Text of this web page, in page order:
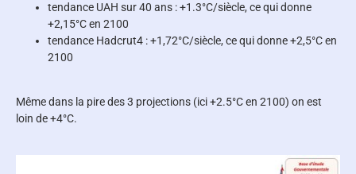
tendance UAH sur 40 ans : +1.3°C/siècle, ce qui donne
+2,15°C en 2100
tendance Hadcrut4 : +1,72°C/siècle, ce qui donne +2,5°C en
2100
Même dans la pire des 3 projections (ici +2.5°C en 2100) on est
loin de +4°C.